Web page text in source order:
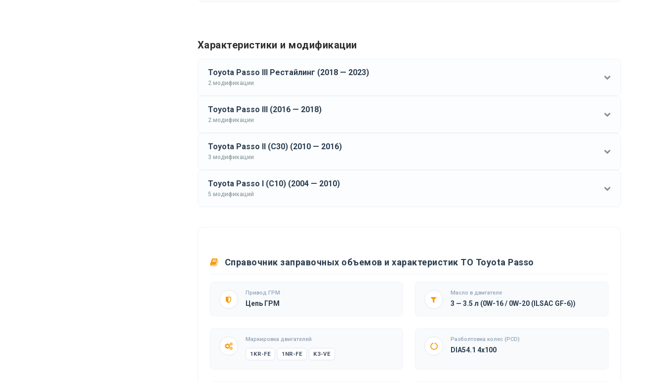
Характеристики и модификации
Toyota Passo III Рестайлинг (2018 — 2023)
2 модификации
Toyota Passo III (2016 — 2018)
2 модификации
Toyota Passo II (C30) (2010 — 2016)
3 модификации
Toyota Passo I (C10) (2004 — 2010)
5 модификаций
Справочник заправочных объемов и характеристик ТО Toyota Passo
Привод ГРМ
Цепь ГРМ
Масло в двигателе
3 — 3.5 л (0W-16 / 0W-20 (ILSAC GF-6))
Маркировка двигателей
1KR-FE 1NR-FE K3-VE
Разболтовка колес (PCD)
DIA54.1 4x100